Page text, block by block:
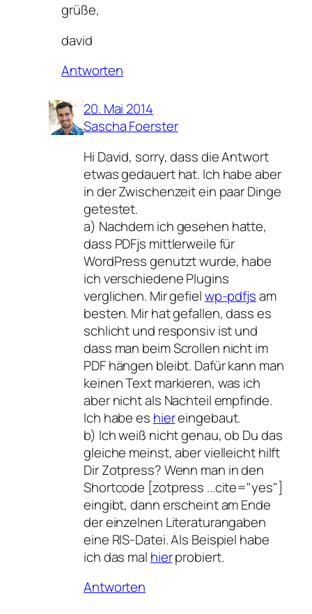
grüße,
david
Antworten
20. Mai 2014
Sascha Foerster
Hi David, sorry, dass die Antwort
etwas gedauert hat. Ich habe aber
in der Zwischenzeit ein paar Dinge
getestet.
a) Nachdem ich gesehen hatte,
dass PDFjs mittlerweile für
WordPress genutzt wurde, habe
ich verschiedene Plugins
verglichen. Mir gefielwp-pdfjsam
besten. Mir hat gefallen, dass es
schlicht und responsiv ist und
dass man beim Scrollen nicht im
PDF hängen bleibt. Dafür kann man
keinen Text markieren, was ich
aber nicht als Nachteil empfinde.
Ich habe es hiereingebaut.
b) Ich weiß nicht genau, ob Du das
gleiche meinst, aber vielleicht hilft
Dir Zotpress? Wenn man in den
Shortcode [zotpress ...cite="yes"]
eingibt, dann erscheint am Ende
der einzelnen Literaturangaben
eine RIS-Datei. Als Beispiel habe
ich das mal hierprobiert.
Antworten